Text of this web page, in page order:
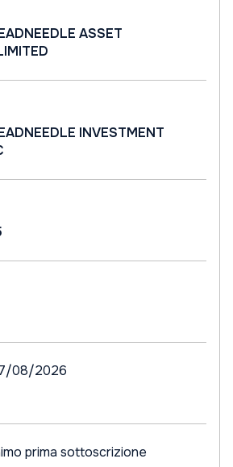
ASSET
INVESTMENT
08/2026
prima sottoscrizione